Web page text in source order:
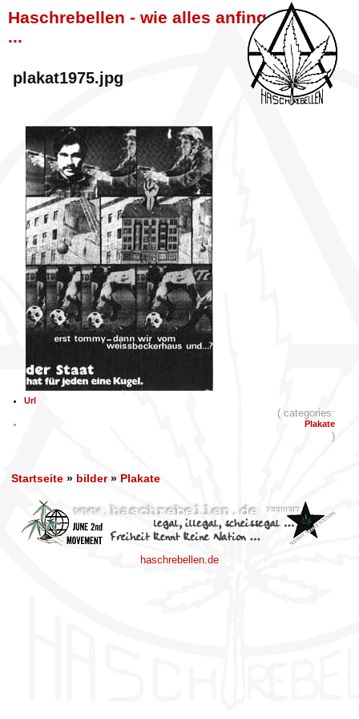
Haschrebellen - wie alles anfing
...
plakat1975.jpg
Url
( categories:
Plakate
)
Startseite » bilder» Plakate
haschrebellen.de